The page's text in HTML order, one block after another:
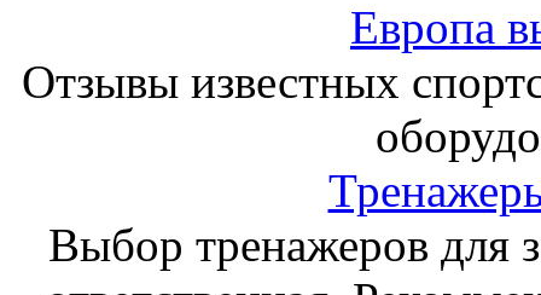
Европа
Отзывы известных
Выбор тренажеров для